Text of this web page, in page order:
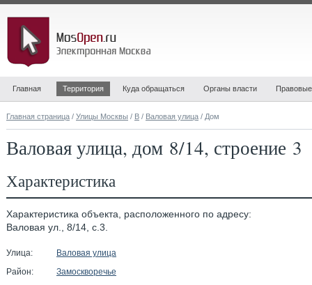
Главная Территория Куда обращаться Органы власти
Главная страница / Улицы Москвы / В / Валовая улица / Дом
Валовая улица, дом 8/14, строение 3
Характеристика
Характеристика объекта, расположенного по адресу:
Валовая ул., 8/14, с.3.
Улица:
Валовая улица
Район:
Замоскворечье